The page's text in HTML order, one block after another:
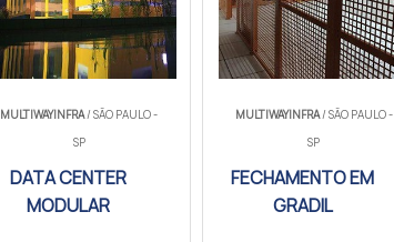
MULTIWAYINFRA/ SÃO PAULO -
SP
DATA CENTER
MODULAR
MULTIWAYINFRA/ SÃO PAULO -
SP
FECHAMENTO EM
GRADIL